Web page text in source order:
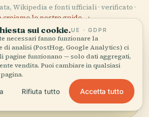
Wikipedia e fonti ufficiali · verificato ·
creiamo le nostre guide →
zona
sulla
cosa c'è nei
sui cookie.UE · GDPR
necessari fanno funzionare la
di analisi (PostHog, Google Analytics) ci
pagine funzionano — solo dati aggregati,
vendita. Puoi cambiare in qualsiasi
Rifiuta tutto Accetta tutto